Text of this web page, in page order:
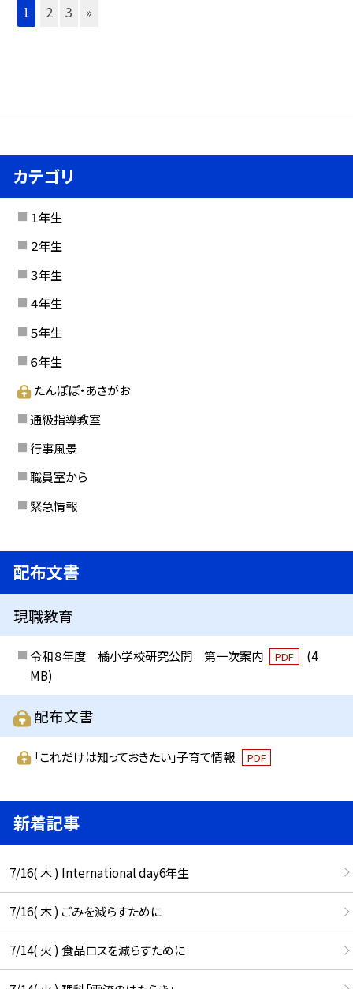
1 2 3 »
カテゴリ
１年生
２年生
３年生
４年生
５年生
６年生
たんぽぽ・あさがお
通級指導教室
行事風景
職員室から
緊急情報
配布文書
現職教育
令和８年度 橘小学校研究公開 第一次案内 PDF
(4
MB)
配布文書
「これだけは知っておきたい」子育て情報 PDF
新着記事
7/16( 木 ) International day6年生
7/16( 木 ) ごみを減らすために
7/14( 火 ) 食品ロスを減らすために